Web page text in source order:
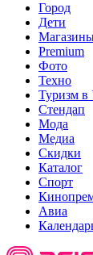
Город
Дети
Premium
Фото
Техно
Туризм в
Стендап
Мода
Медиа
Скидки
Каталог
Спорт
Авиа